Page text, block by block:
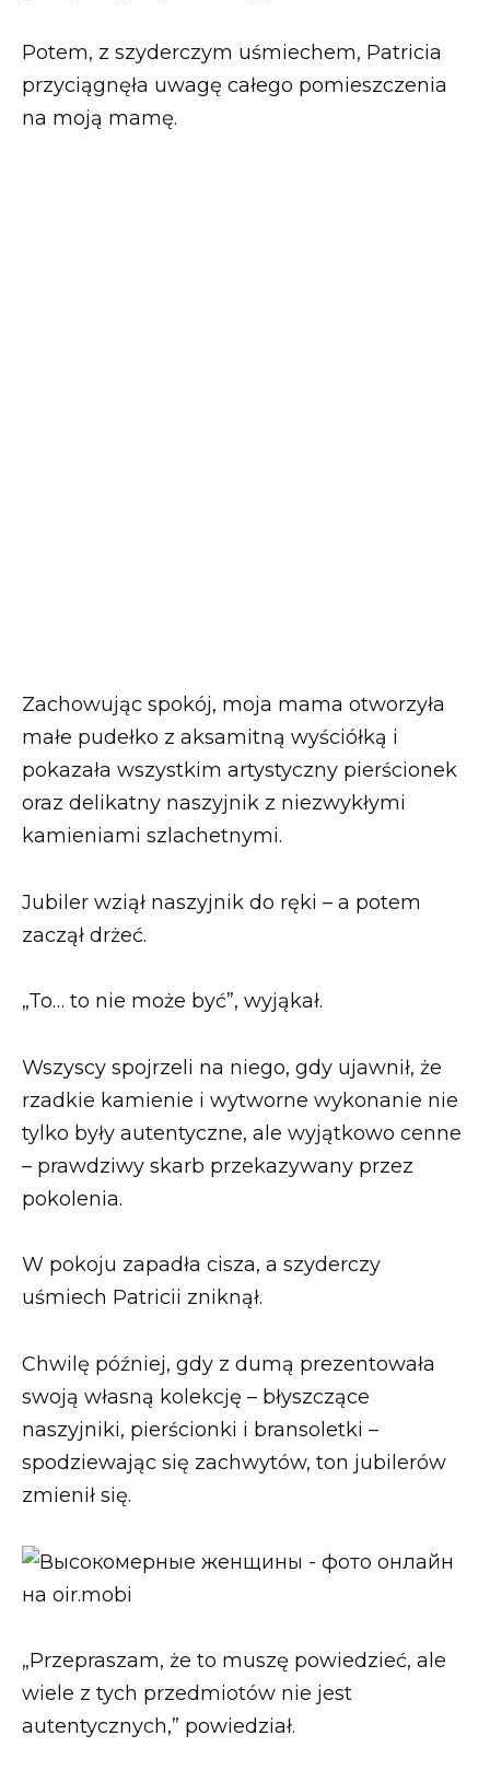
Potem, z szyderczym uśmiechem, Patricia
przyciągnęła uwagę całego pomieszczenia
na moją mamę.
Zachowując spokój, moja mama otworzyła
małe pudełko z aksamitną wyściółką i
pokazała wszystkim artystyczny pierścionek
oraz delikatny naszyjnik z niezwykłymi
kamieniami szlachetnymi.
Jubiler wziął naszyjnik do ręki – a potem
zaczął drżeć.
„To… to nie może być”, wyjąkał.
Wszyscy spojrzeli na niego, gdy ujawnił, że
rzadkie kamienie i wytworne wykonanie nie
tylko były autentyczne, ale wyjątkowo cenne
– prawdziwy skarb przekazywany przez
pokolenia.
W pokoju zapadła cisza, a szyderczy
uśmiech Patricii zniknął.
Chwilę później, gdy z dumą prezentowała
swoją własną kolekcję – błyszczące
naszyjniki, pierścionki i bransoletki –
spodziewając się zachwytów, ton jubilerów
zmienił się.
„Przepraszam, że to muszę powiedzieć, ale
wiele z tych przedmiotów nie jest
autentycznych,” powiedział.